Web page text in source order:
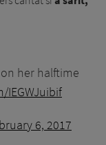
her halftime
IEGWJuibif
6, 2017